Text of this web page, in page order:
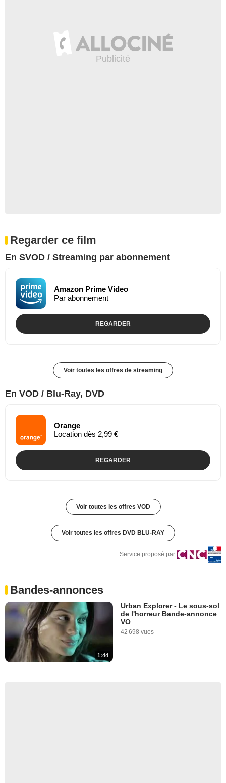
Regarder ce film
En SVOD / Streaming par abonnement
Amazon Prime Video
Par abonnement
REGARDER
Voir toutes les offres de streaming
En VOD / Blu-Ray, DVD
Orange
Location dès 2,99 €
REGARDER
Voir toutes les offres VOD
Voir toutes les offres DVD BLU-RAY
Service proposé par
Bandes-annonces
1:44
Urban Explorer - Le sous-sol
de l'horreur Bande-annonce
VO
42 698 vues